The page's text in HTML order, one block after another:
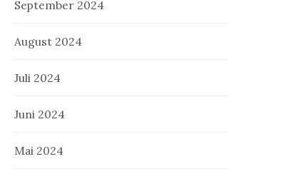
September 2024
August 2024
Juli 2024
Juni 2024
Mai 2024